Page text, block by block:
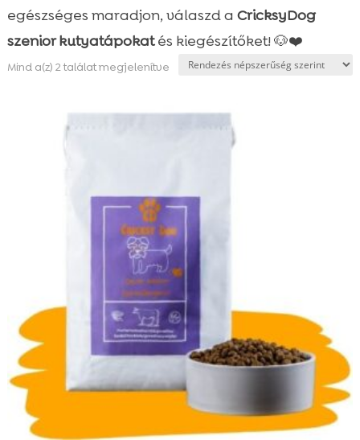
egészséges maradjon, válaszd a CricksyDog
szenior kutyatápokatés kiegészítőket! 🐶❤️
Mind a(z) 2 találat megjelenítveSorted
popularity